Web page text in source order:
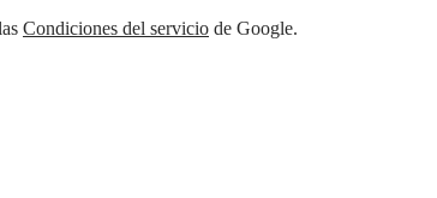
Condiciones del servicio de Google.